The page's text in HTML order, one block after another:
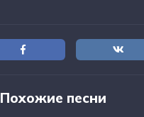
Похожие песни